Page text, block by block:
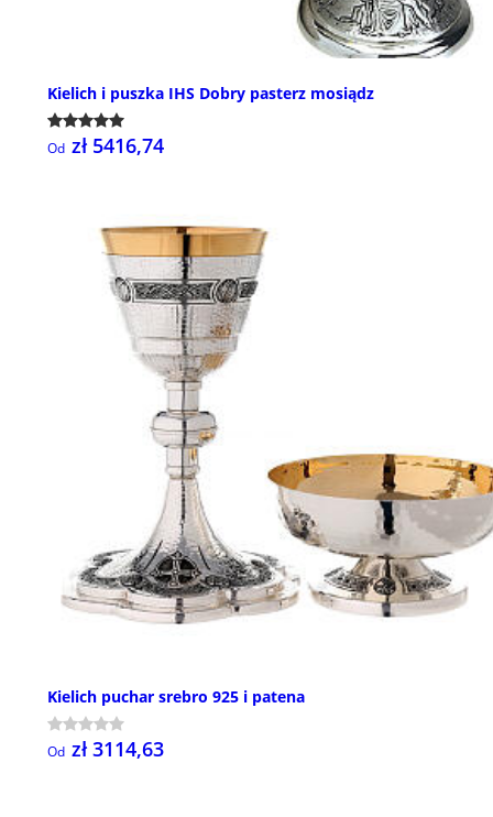
Kielich i puszka IHS Dobry pasterz mosiądz
Od zł 5416,74
Kielich puchar srebro 925 i patena
Od zł 3114,63